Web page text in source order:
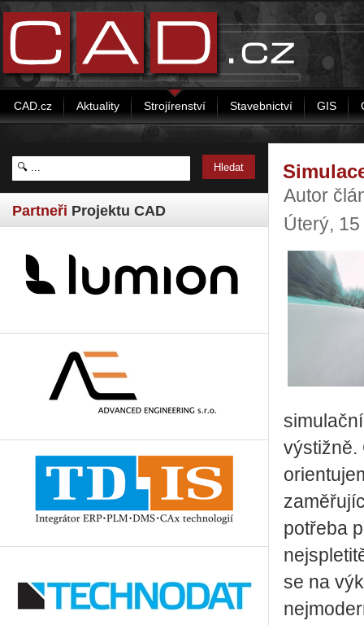
CAD.cz Aktuality Strojírenství Stavebnictví GIS
Partneři Projektu CAD
Autor
Úterý,
výstižně.
potřeba
se na